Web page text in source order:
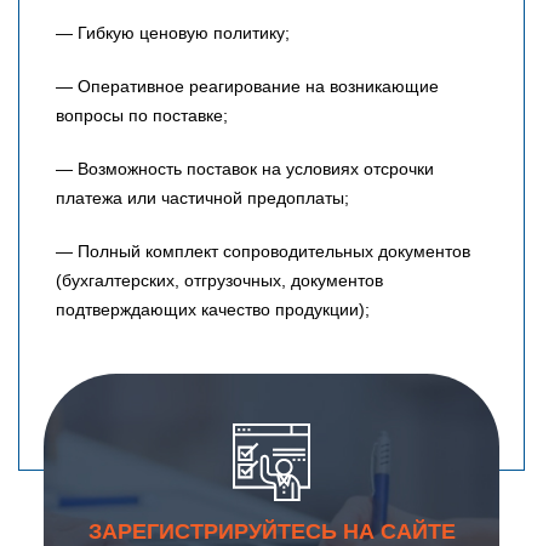
— Гибкую ценовую политику;
— Оперативное реагирование на возникающие
вопросы по поставке;
— Возможность поставок на условиях отсрочки
платежа или частичной предоплаты;
— Полный комплект сопроводительных документов
(бухгалтерских, отгрузочных, документов
подтверждающих качество продукции);
ЗАРЕГИСТРИРУЙТЕСЬ НА САЙТЕ